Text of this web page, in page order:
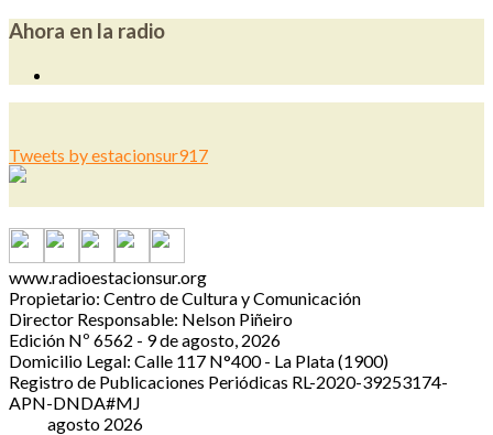
Ahora en la radio
Tweets by estacionsur917
www.radioestacionsur.org
Propietario: Centro de Cultura y Comunicación
Director Responsable: Nelson Piñeiro
Edición Nº 6562 - 9 de agosto, 2026
Domicilio Legal: Calle 117 N°400 - La Plata (1900)
Registro de Publicaciones Periódicas RL-2020-39253174-
APN-DNDA#MJ
agosto 2026